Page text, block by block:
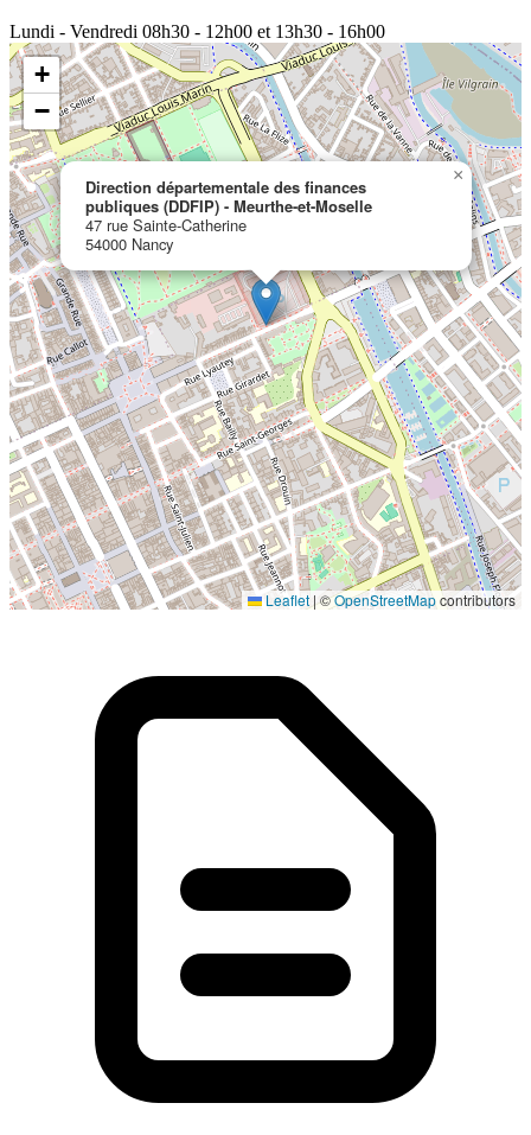
Lundi - Vendredi 08h30 - 12h00 et 13h30 - 16h00
Localisation en cours...
Direction départementale des finances
publiques (DDFIP) - Meurthe-et-Moselle
47 rue Sainte-Catherine
54000 Nancy
×
+
−
Leaflet |©OpenStreetMapcontributors